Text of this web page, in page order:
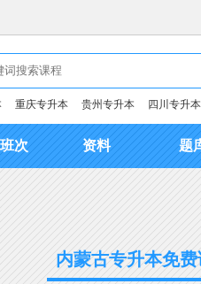
重庆专升本 贵州专升本 四川专升本
次 资料 题
内蒙古专升本免